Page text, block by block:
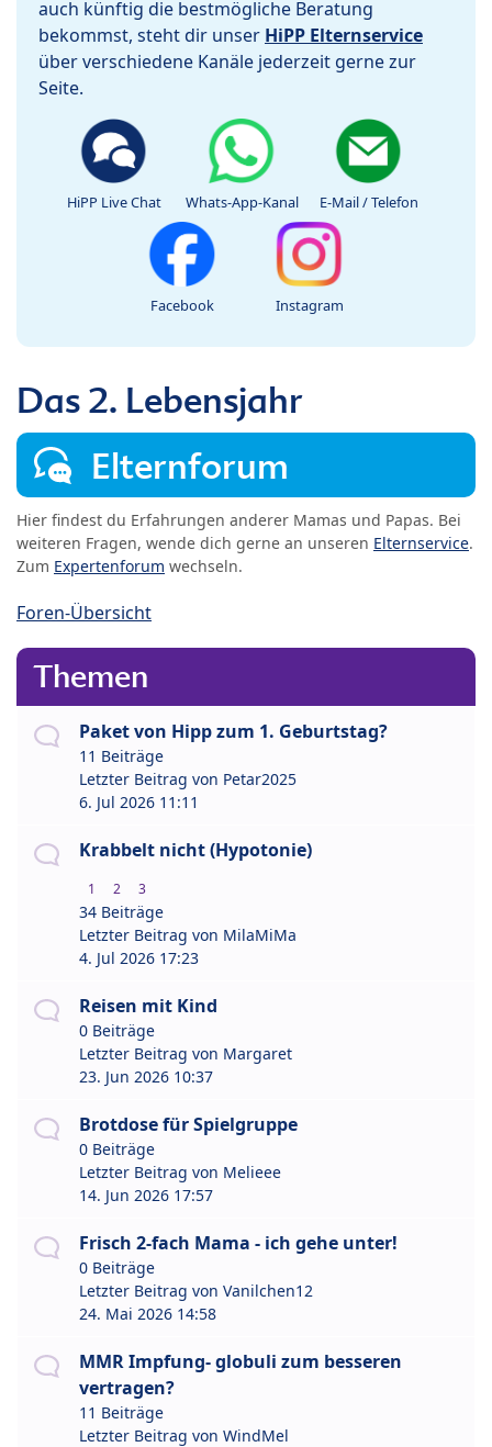
auch künftig die bestmögliche Beratung
bekommst, steht dir unser HiPP Elternservice
über verschiedene Kanäle jederzeit gerne zur
Seite.
HiPP Live Chat Whats-App-Kanal E-Mail / Telefon
Facebook Instagram
Das 2. Lebensjahr
Elternforum
Hier findest du Erfahrungen anderer Mamas und Papas. Bei
weiteren Fragen, wende dich gerne an unseren Elternservice.
Zum Expertenforum wechseln.
Foren-Übersicht
Themen
Paket von Hipp zum 1. Geburtstag?
11 Beiträge
Letzter Beitrag von Petar2025
6. Jul 2026 11:11
Krabbelt nicht (Hypotonie)
1 2 3
34 Beiträge
Letzter Beitrag von MilaMiMa
4. Jul 2026 17:23
Reisen mit Kind
0 Beiträge
Letzter Beitrag von Margaret
23. Jun 2026 10:37
Brotdose für Spielgruppe
0 Beiträge
Letzter Beitrag von Melieee
14. Jun 2026 17:57
Frisch 2-fach Mama - ich gehe unter!
0 Beiträge
Letzter Beitrag von Vanilchen12
24. Mai 2026 14:58
MMR Impfung- globuli zum besseren
vertragen?
11 Beiträge
Letzter Beitrag von WindMel